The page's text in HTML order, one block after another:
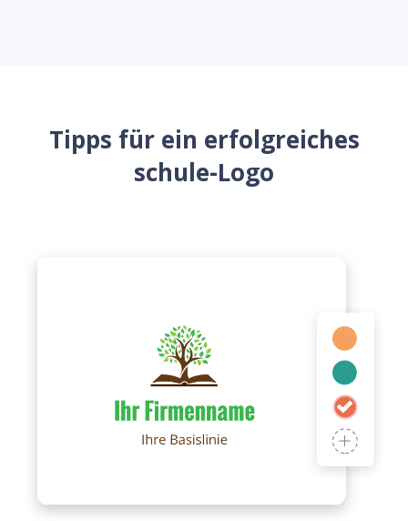
Tipps für ein erfolgreiches
schule-Logo